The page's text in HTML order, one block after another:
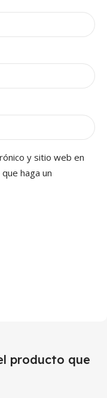
y sitio web en
haga un
producto que